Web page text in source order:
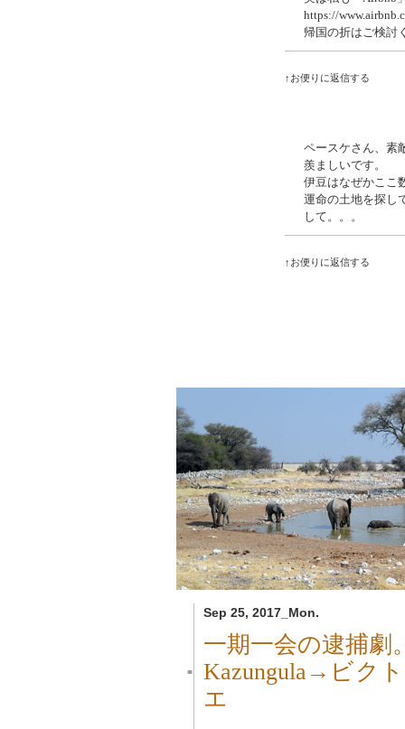
https://
帰国の折はご検討
↑お便りに返信する
ペースケさん、素
羨ましいです。
伊豆はなぜかここ
運命の土地を探し
して。。。
↑お便りに返信する
Sep 25, 2017_Mon.
■
一期一会の逮捕劇
Kazungula→ビク
エ